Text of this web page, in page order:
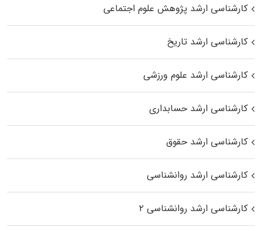
کارشناسی ارشد پژوهش علوم اجتماعی
کارشناسی ارشد تاریخ
کارشناسی ارشد علوم ورزشی
کارشناسی ارشد حسابداری
کارشناسی ارشد حقوق
کارشناسی ارشد روانشناسی
کارشناسی ارشد روانشناسی ۲